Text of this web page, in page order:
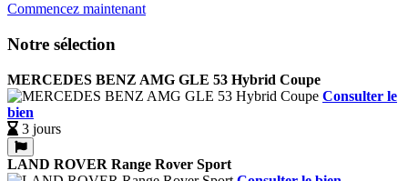
Commencez maintenant
Notre sélection
MERCEDES BENZ AMG GLE 53 Hybrid Coupe
Consulter le
bien
3 jours
LAND ROVER Range Rover Sport